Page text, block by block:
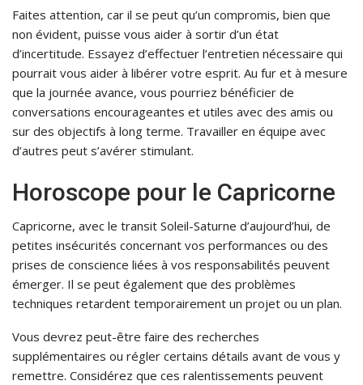
Faites attention, car il se peut qu’un compromis, bien que
non évident, puisse vous aider à sortir d’un état
d’incertitude. Essayez d’effectuer l’entretien nécessaire qui
pourrait vous aider à libérer votre esprit. Au fur et à mesure
que la journée avance, vous pourriez bénéficier de
conversations encourageantes et utiles avec des amis ou
sur des objectifs à long terme. Travailler en équipe avec
d’autres peut s’avérer stimulant.
Horoscope pour le Capricorne
Capricorne, avec le transit Soleil-Saturne d’aujourd’hui, de
petites insécurités concernant vos performances ou des
prises de conscience liées à vos responsabilités peuvent
émerger. Il se peut également que des problèmes
techniques retardent temporairement un projet ou un plan.
Vous devrez peut-être faire des recherches
supplémentaires ou régler certains détails avant de vous y
remettre. Considérez que ces ralentissements peuvent